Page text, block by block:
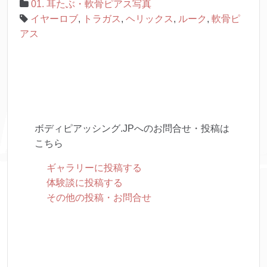
01. 耳たぶ・軟骨ピアス写真
イヤーロブ, トラガス , ヘリックス , ルーク , 軟骨ピ
アス
ボディピアッシング.JPへのお問合せ・投稿は
こちら
ギャラリーに投稿する
体験談に投稿する
その他の投稿・お問合せ